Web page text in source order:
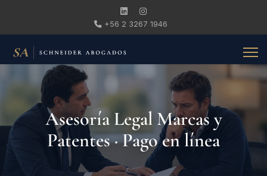
+56 2 3267 1946
Asesoría Legal Marcas y
Patentes · Pago en línea